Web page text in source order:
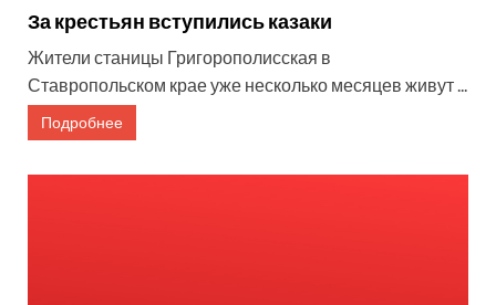
За крестьян вступились казаки
Жители станицы Григорополисская в
Ставропольском крае уже несколько месяцев живут ...
Подробнее